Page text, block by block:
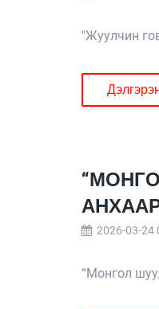
"Жуулчин
2026-03-24
“Монгол